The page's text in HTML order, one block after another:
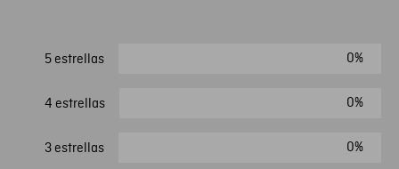
5 estrellas 0%
4 estrellas 0%
3 estrellas 0%